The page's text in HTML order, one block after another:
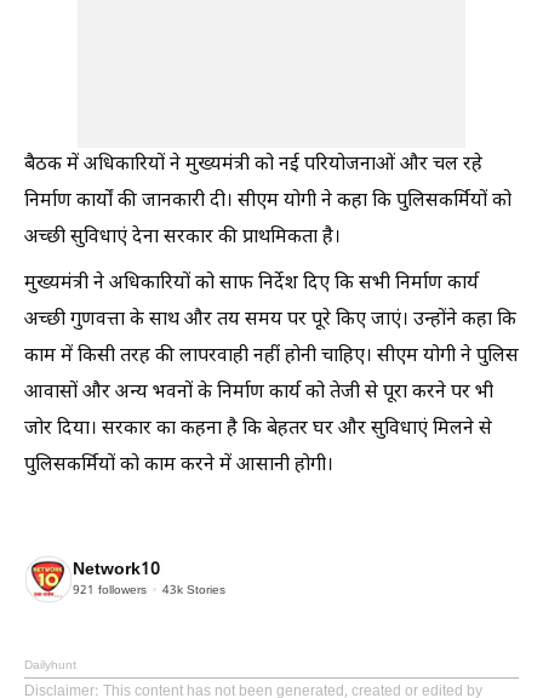
बैठक में अधिकारियों ने मुख्यमंत्री को नई परियोजनाओं और चल रहे
निर्माण कार्यों की जानकारी दी। सीएम योगी ने कहा कि पुलिसकर्मियों को
अच्छी सुविधाएं देना सरकार की प्राथमिकता है।
मुख्यमंत्री ने अधिकारियों को साफ निर्देश दिए कि सभी निर्माण कार्य
अच्छी गुणवत्ता के साथ और तय समय पर पूरे किए जाएं। उन्होंने कहा कि
काम में किसी तरह की लापरवाही नहीं होनी चाहिए। सीएम योगी ने पुलिस
आवासों और अन्य भवनों के निर्माण कार्य को तेजी से पूरा करने पर भी
जोर दिया। सरकार का कहना है कि बेहतर घर और सुविधाएं मिलने से
पुलिसकर्मियों को काम करने में आसानी होगी।
Network10
921 followers 43k Stories
Dailyhunt
Disclaimer: This content has not been generated, created or edited by